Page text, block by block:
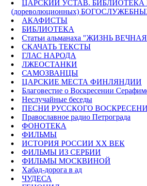
ЦАРСКИЙ УСТАВ.
(дореволюционных)
АКАФИСТЫ
БИБЛИОТЕКА
Статьи альманаха "ЖИЗНЬ
СКАЧАТЬ ТЕКСТЫ
ГЛАС НАРОДА
ЛЖЕОСТАНКИ
САМОЗВАНЦЫ
ЦАРСКИЕ МЕСТА ФИНЛЯНДИИ
Благовестие о Воскресении
Неслучайные беседы
ПЕСНИ РУССКОГО
Православное радио Петрограда
ФОНОТЕКА
ФИЛЬМЫ
ИСТОРИЯ РОССИИ ХХ ВЕК
ФИЛЬМЫ ИЗ СЕРБИИ
ФИЛЬМЫ МОСКВИНОЙ
Хабад-дорога в ад
ЧУДЕСА